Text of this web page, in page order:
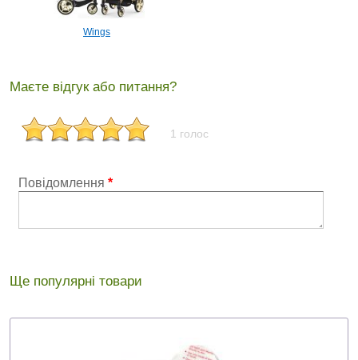
Wings
Маєте відгук або питання?
1 голос
Повідомлення *
Ще популярні товари